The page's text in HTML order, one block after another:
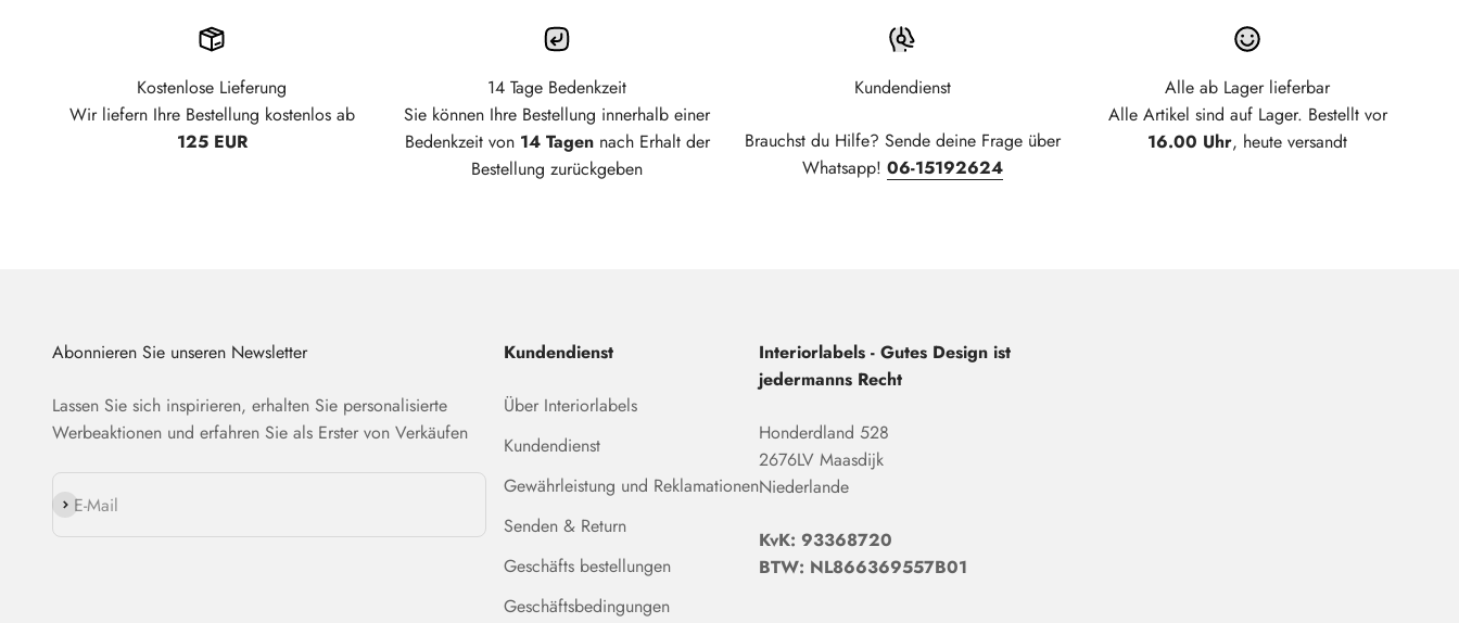
Kostenlose Lieferung
Wir liefern Ihre Bestellung kostenlos ab
125 EUR
14 Tage Bedenkzeit
Sie können Ihre Bestellung innerhalb einer
Bedenkzeit von 14 Tagennach Erhalt der
Bestellung zurückgeben
Kundendienst
Brauchst du Hilfe? Sende deine Frage über
Whatsapp! 06-15192624
Alle ab Lager lieferbar
Alle Artikel sind auf Lager. Bestellt vor
16.00 Uhr, heute versandt
Abonnieren Sie unseren Newsletter
Lassen Sie sich inspirieren, erhalten Sie personalisierte
Werbeaktionen und erfahren Sie als Erster von Verkäufen
E-Mail
Abonnieren
Kundendienst
Über Interiorlabels
Kundendienst
Gewährleistung und Reklamationen
Senden & Return
Geschäfts bestellungen
Geschäftsbedingungen
Interiorlabels - Gutes Design ist
jedermanns Recht
Honderdland 528
2676LV Maasdijk
Niederlande
KvK: 93368720
BTW: NL866369557B01